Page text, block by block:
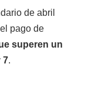
de abril
pago de
superen un
7.